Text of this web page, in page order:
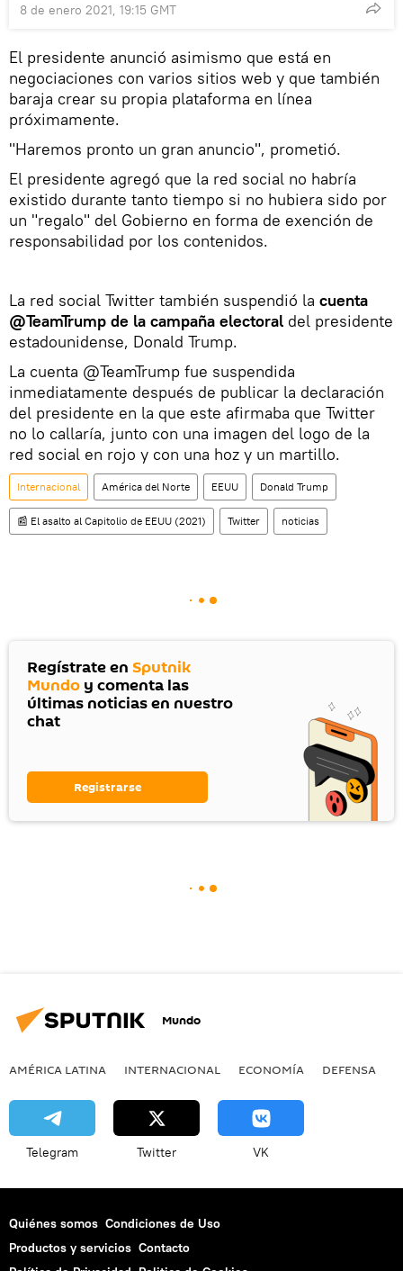
8 de enero 2021, 19:15 GMT
El presidente anunció asimismo que está en
negociaciones con varios sitios web y que también
baraja crear su propia plataforma en línea
próximamente.
"Haremos pronto un gran anuncio", prometió.
El presidente agregó que la red social no habría
existido durante tanto tiempo si no hubiera sido por
un "regalo" del Gobierno en forma de exención de
responsabilidad por los contenidos.
La red social Twitter también suspendió la cuenta
@TeamTrump de la campaña electoral del presidente
estadounidense, Donald Trump.
La cuenta @TeamTrump fue suspendida
inmediatamente después de publicar la declaración
del presidente en la que este afirmaba que Twitter
no lo callaría, junto con una imagen del logo de la
red social en rojo y con una hoz y un martillo.
Internacional América del Norte EEUU Donald Trump
📰 El asalto al Capitolio de EEUU (2021) Twitter noticias
Regístrate en Sputnik
Mundo y comenta las
últimas noticias en nuestro
chat
Registrarse
Mundo
AMÉRICA LATINA INTERNACIONAL ECONOMÍA DEFENSA
Telegram Twitter VK
Quiénes somos Condiciones de Uso
Productos y servicios Contacto